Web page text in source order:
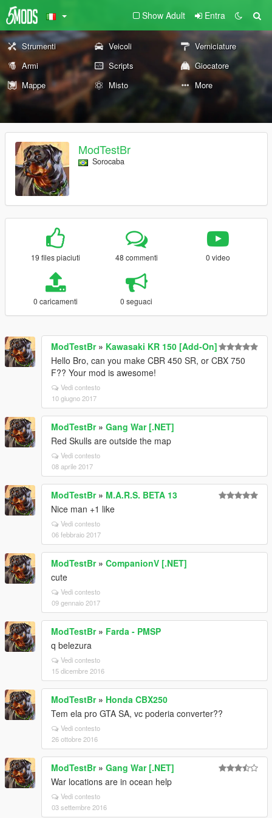
Show Adult Entra
Strumenti Veicoli
Verniciature
Armi
Scripts
Giocatore
Mappe
Misto More
ModTestBr
Sorocaba
19 files piaciuti 48 commenti 0 video
0 caricamenti 0 seguaci
ModTestBr» Kawasaki KR 150 [Add-On]
Hello Bro, can you make CBR 450 SR, or CBX 750
F?? Your mod is awesome!
Vedi contesto
10 giugno 2017
ModTestBr» Gang War [.NET]
Red Skulls are outside the map
Vedi contesto
08 aprile 2017
ModTestBr» M.A.R.S. BETA 13
Nice man +1 like
Vedi contesto
06 febbraio 2017
ModTestBr» CompanionV [.NET]
cute
Vedi contesto
09 gennaio 2017
ModTestBr» Farda - PMSP
q belezura
Vedi contesto
15 dicembre 2016
ModTestBr» Honda CBX250
Tem ela pro GTA SA, vc poderia converter??
Vedi contesto
26 ottobre 2016
ModTestBr» Gang War [.NET]
War locations are in ocean help
Vedi contesto
03 settembre 2016